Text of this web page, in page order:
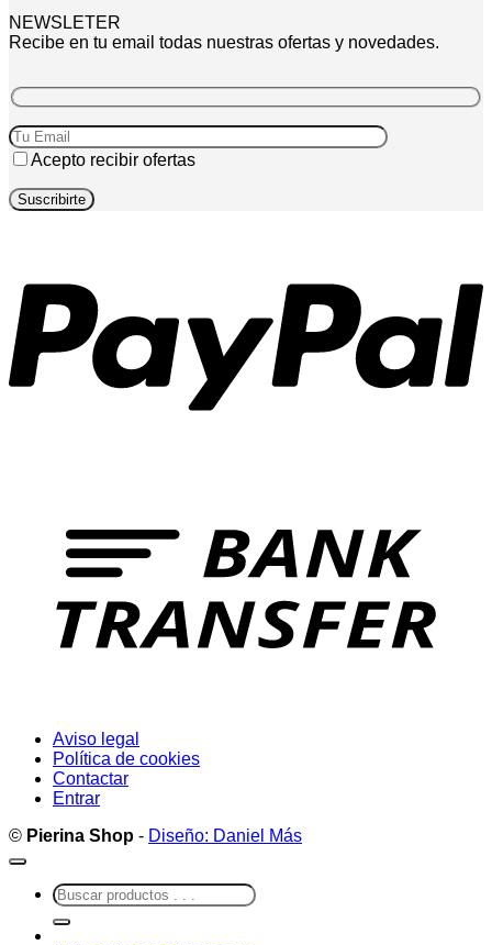
NEWSLETER
Recibe en tu email todas nuestras ofertas y novedades.
Acepto recibir ofertas
Aviso legal
Política de cookies
Contactar
Entrar
© Pierina Shop - Diseño: Daniel Más
Buscar
por: